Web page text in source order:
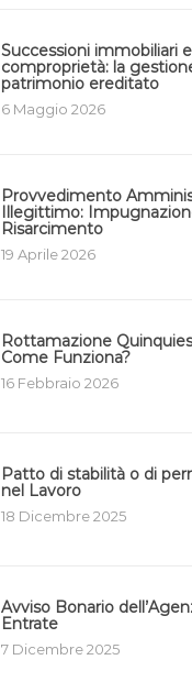
Successioni immobiliari e
comproprietà: la
patrimonio ereditato
6 Maggio 2026
Provvedimento
Illegittimo:
Risarcimento
19 Aprile 2026
Rottamazione
Come Funziona?
16 Febbraio 2026
Patto di stabilità o di
nel Lavoro
18 Dicembre 2025
Avviso Bonario
Entrate
7 Dicembre 2025